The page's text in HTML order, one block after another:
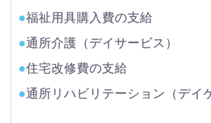
●福祉用具購入費の支給
●通所介護（デイサービス）
●住宅改修費の支給
●通所リハビリテーション（デイ